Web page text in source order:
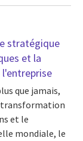
stratégique
et la
que jamais,
transformation
et le
mondiale, le